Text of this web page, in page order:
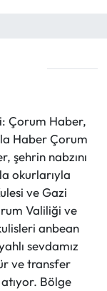
Çorum Haber,
Haber Çorum
şehrin nabzını
okurlarıyla
ve Gazi
Valiliği ve
anbean
sevdamız
ve transfer
Bölge